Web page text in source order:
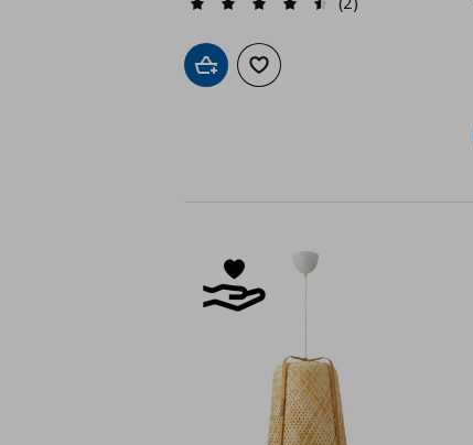
Προσθήκη στο καλάθι
Προσθήκη στα αγαπημένα